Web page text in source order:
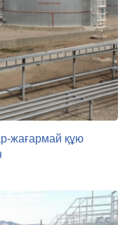
жағармай құю